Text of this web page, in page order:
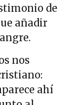
de
añadir
nos
ahí